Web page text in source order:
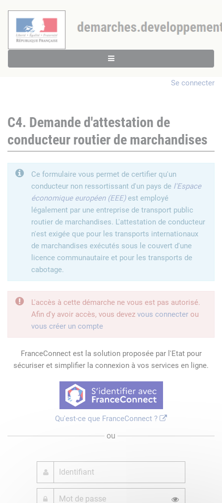
Se connecter
C4. Demande d'attestation de
conducteur routier de marchandises
Ce formulaire vous permet de certifier qu'un
conducteur non ressortissant d'un pays de l'Espace
économique européen (EEE)est employé
légalement par une entreprise de transport public
routier de marchandises. L'attestation de conducteur
n'est exigée que pour les transports internationaux
de marchandises exécutés sous le couvert d'une
licence communautaire et pour les transports de
cabotage.
L'accès à cette démarche ne vous est pas autorisé.
Afin d'y avoir accès, vous devez vous connecter ou
vous créer un compte
FranceConnect est la solution proposée par l'Etat pour
sécuriser et simplifier la connexion à vos services en ligne.
Qu'est-ce que FranceConnect ?
ou